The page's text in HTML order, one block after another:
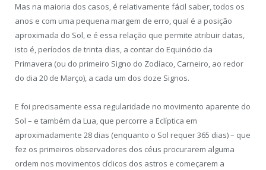
Mas na maioria dos casos, é relativamente fácil saber, todos os
anos e com uma pequena margem de erro, qual é a posição
aproximada do Sol, e é essa relação que permite atribuir datas,
isto é, períodos de trinta dias, a contar do Equinócio da
Primavera (ou do primeiro Signo do Zodíaco, Carneiro, ao redor
do dia 20 de Março), a cada um dos doze Signos.
E foi precisamente essa regularidade no movimento aparente do
Sol – e também da Lua, que percorre a Eclíptica em
aproximadamente 28 dias (enquanto o Sol requer 365 dias) – que
fez os primeiros observadores dos céus procurarem alguma
ordem nos movimentos cíclicos dos astros e começarem a